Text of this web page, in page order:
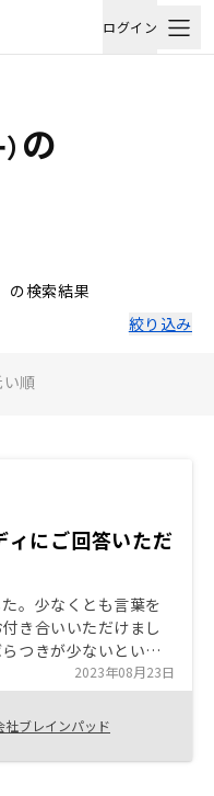
ログイン
の
の検索結果
絞り込み
順
ィにご回答いただ
。少なくとも言葉を
き合いいただけまし
つきが少ないという
アプリで管理するこ
も購入をするきっか
2023年08月23日
社ブレインパッド